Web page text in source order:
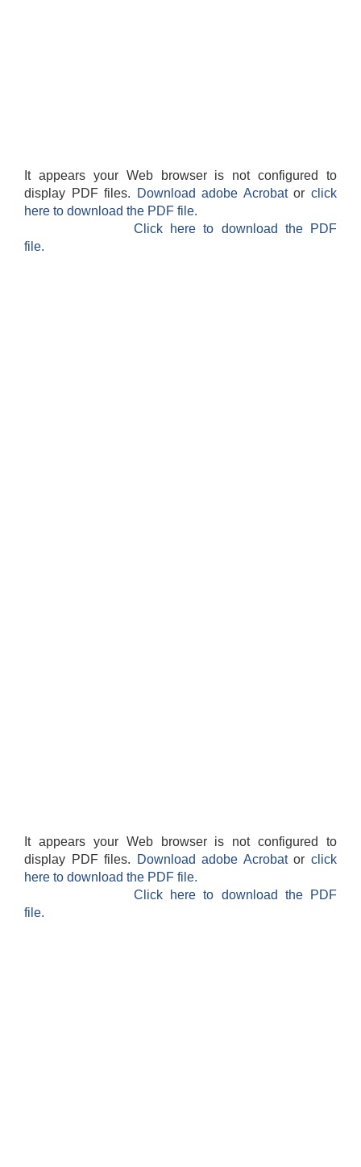
It appears your Web browser is not configured to
display PDF files.
Download adobe Acrobatorclick
here to download the PDF file.
Click here to download the PDF
file.
It appears your Web browser is not configured to
display PDF files.
Download adobe Acrobatorclick
here to download the PDF file.
Click here to download the PDF
file.